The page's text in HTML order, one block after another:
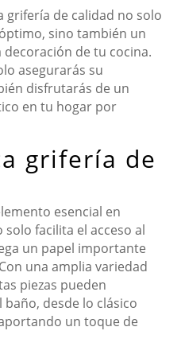
grifería de calidad no solo
sino también un
de tu cocina.
asegurarás su
disfrutarás de un
en tu hogar por
grifería de
esencial en
facilita el acceso al
un papel importante
una amplia variedad
piezas pueden
desde lo clásico
un toque de